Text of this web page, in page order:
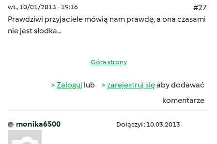
wt., 10/01/2013 - 19:16
#27
Prawdziwi przyjaciele mówią nam prawdę, a ona czasami
nie jest słodka...
Góra strony
Zaloguj lub zarejestruj sięaby dodawać
komentarze
monika6500 Dołączył : 10.03.2013